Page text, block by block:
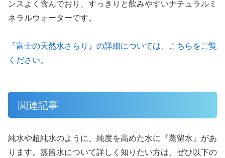
ンスよく含んでおり、すっきりと飲みやすいナチュラルミ
ネラルウォーターです。
『富士の天然水さらり』の詳細については、こちらをご覧
ください。
関連記事
純水や超純水のように、純度を高めた水に『蒸留水』があ
ります。蒸留水について詳しく知りたい方は、ぜひ以下の